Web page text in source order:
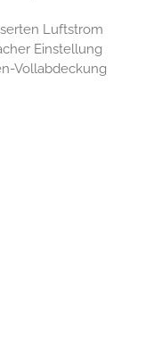
Luftstrom
Einstellung
Vollabdeckung